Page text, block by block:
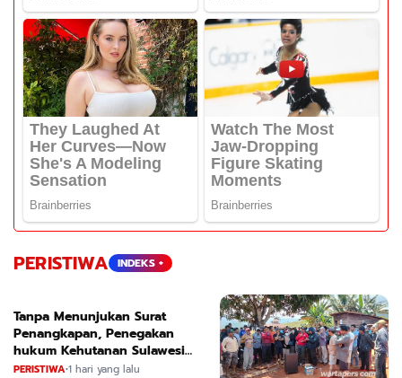
PERISTIWA INDEKS +
Tanpa Menunjukan Surat
Penangkapan, Penegakan
hukum Kehutanan Sulawesi
Selatan Culik Petani Ladah Di
PERISTIWA•1 hari yang lalu